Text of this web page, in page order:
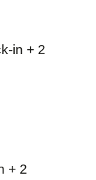
in + 2
+ 2